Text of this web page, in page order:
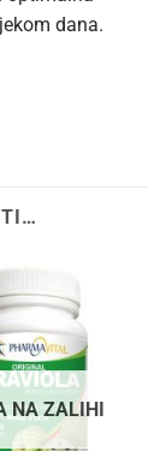
dana.
NA ZALIHI